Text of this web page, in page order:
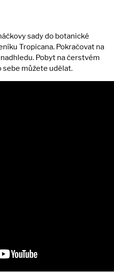
sady do botanické
Tropicana. Pokračovat na
Pobyt na čerstvém
sebe můžete udělat.